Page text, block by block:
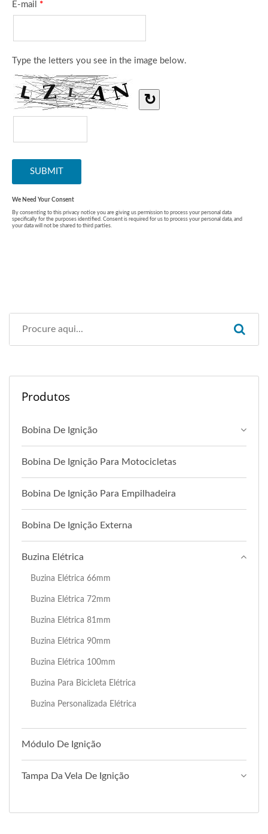
Produtos
Bobina De Ignição
Bobina De Ignição Para Motocicletas
Bobina De Ignição Para Empilhadeira
Bobina De Ignição Externa
Buzina Elétrica
Buzina Elétrica 66mm
Buzina Elétrica 72mm
Buzina Elétrica 81mm
Buzina Elétrica 90mm
Buzina Elétrica 100mm
Buzina Para Bicicleta Elétrica
Buzina Personalizada Elétrica
Módulo De Ignição
Tampa Da Vela De Ignição